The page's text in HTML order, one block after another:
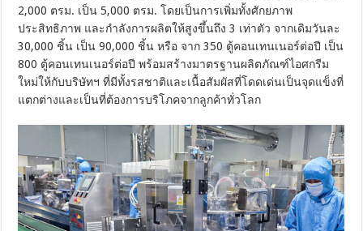
2,000 ตรม. เป็น 5,000 ตรม. โดยเป็นการเพิ่มทั้งศักยภาพ
ประสิทธิภาพ และกำลังการผลิตให้สูงขึ้นถึง 3 เท่าตัว จากเดิมวันละ
30,000 ชิ้น เป็น 90,000 ชิ้น หรือ จาก 350 ตู้คอนเทนเนอร์ต่อปี เป็น
800 ตู้คอนเทนเนอร์ต่อปี พร้อมสร้างมาตรฐานผลิตภัณฑ์ไอศกรีม
ใหม่ให้กับบริษัทฯ ที่มีทั้งรสชาติและเนื้อสัมผัสที่โดดเด่นเป็นจุดแข็งที่
แตกต่างและเป็นที่ต้องการบริโภคจากลูกค้าทั่วโลก